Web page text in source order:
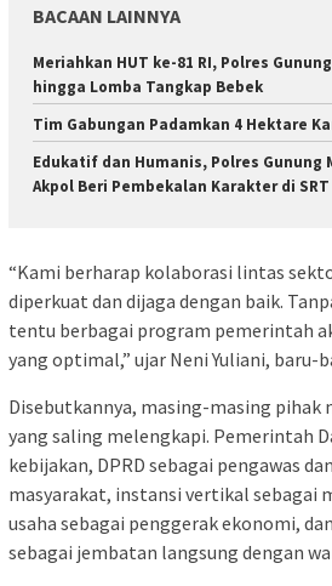
BACAAN LAINNYA
Meriahkan HUT ke-81 RI, Polres
hingga Lomba Tangkap Bebek
Tim Gabungan Padamkan 4 Hektare
Edukatif dan Humanis, Polres Gunung
Akpol Beri Pembekalan Karakter di SRT
“Kami berharap kolaborasi lintas
diperkuat dan dijaga dengan baik.
tentu berbagai program pemerintah
yang optimal,” ujar Neni Yuliani, baru-
Disebutkannya, masing-masing
yang saling melengkapi. Pemerintah
kebijakan, DPRD sebagai pengawas
masyarakat, instansi vertikal sebagai
usaha sebagai penggerak ekonomi,
sebagai jembatan langsung dengan